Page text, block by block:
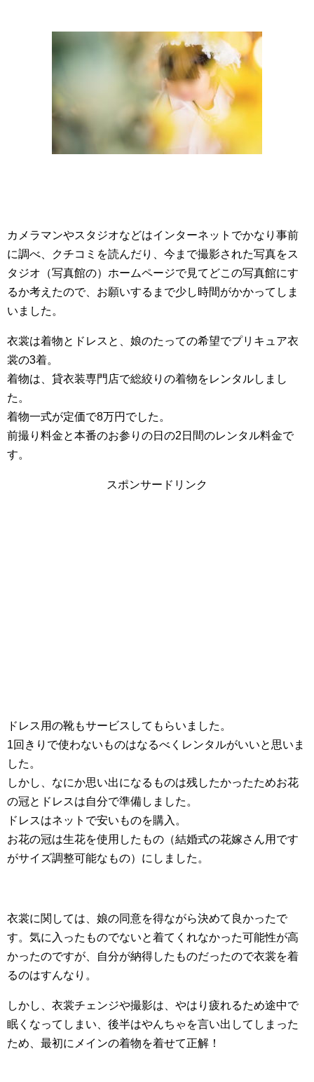
カメラマンやスタジオなどはインターネットでかなり事前
に調べ、クチコミを読んだり、今まで撮影された写真をス
タジオ（写真館の）ホームページで見てどこの写真館にす
るか考えたので、お願いするまで少し時間がかかってしま
いました。
衣裳は着物とドレスと、娘のたっての希望でプリキュア衣
裳の3着。
着物は、貸衣装専門店で総絞りの着物をレンタルしまし
た。
着物一式が定価で8万円でした。
前撮り料金と本番のお参りの日の2日間のレンタル料金で
す。
スポンサードリンク
ドレス用の靴もサービスしてもらいました。
1回きりで使わないものはなるべくレンタルがいいと思いま
した。
しかし、なにか思い出になるものは残したかったためお花
の冠とドレスは自分で準備しました。
ドレスはネットで安いものを購入。
お花の冠は生花を使用したもの（結婚式の花嫁さん用です
がサイズ調整可能なもの）にしました。
衣裳に関しては、娘の同意を得ながら決めて良かったで
す。気に入ったものでないと着てくれなかった可能性が高
かったのですが、自分が納得したものだったので衣裳を着
るのはすんなり。
しかし、衣裳チェンジや撮影は、やはり疲れるため途中で
眠くなってしまい、後半はやんちゃを言い出してしまった
ため、最初にメインの着物を着せて正解！